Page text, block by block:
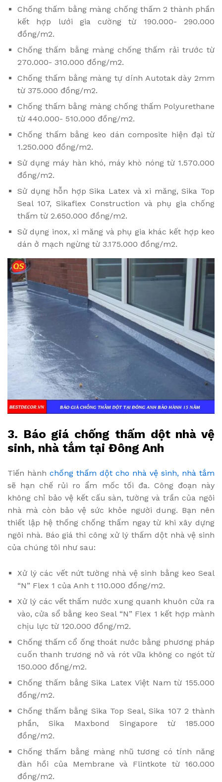
Chống thấm bằng màng chống thấm 2 thành phần
kết hợp lưới gia cường từ 190.000- 290.000
đồng/m2.
Chống thấm bằng màng chống thấm rải trước từ
270.000- 310.000 đồng/m2.
Chống thấm bằng màng tự dính Autotak dày 2mm
từ 375.000 đồng/m2.
Chống thấm bằng màng chống thấm Polyurethane
từ 440.000- 510.000 đồng/m2.
Chống thấm bằng keo dán composite hiện đại từ
1.250.000 đồng/m2.
Sử dụng máy hàn khó, máy khò nóng từ 1.570.000
đồng/m2.
Sử dụng hỗn hợp Sika Latex và xi măng, Sika Top
Seal 107, Sikaflex Construction và phụ gia chống
thấm từ 2.650.000 đồng/m2.
Sử dụng inox, xi măng và phụ gia khác kết hợp keo
dán ở mạch ngừng từ 3.175.000 đồng/m2.
3. Báo giá chống thấm dột nhà vệ
sinh, nhà tắm tại Đông Anh
Tiến hành chống thấm dột cho nhà vệ sinh, nhà tắm
sẽ hạn chế rủi ro ẩm mốc tối đa. Công đoạn này
không chỉ bảo vệ kết cấu sàn, tường và trần của ngôi
nhà mà còn bảo vệ sức khỏe người dung. Bạn nên
thiết lập hệ thống chống thấm ngay từ khi xây dựng
ngôi nhà. Báo giá thi công xử lý thấm dột nhà vệ sinh
của chúng tôi như sau:
Xử lý các vết nứt tường nhà vệ sinh bằng keo Seal
“N” Flex 1 của Anh t 110.000 đồng/m2.
Xử lý các vết thấm nước xung quanh khuôn cửa ra
vào, cửa sổ bằng keo Seal “N” Flex 1 kết hợp mành
chịu lực từ 120.000 đồng/m2.
Chống thấm cổ ống thoát nước bằng phương pháp
cuốn thanh trương nở và rót vữa không co ngót từ
150.000 đồng/m2.
Chống thấm bằng Sika Latex Việt Nam từ 155.000
đồng/m2.
Chống thấm bằng Sika Top Seal, Sika 107 2 thành
phần, Sika Maxbond Singapore từ 185.000
đồng/m2.
Chống thấm bằng màng nhũ tương có tính năng
đàn hồi của Membrane và Flintkote từ 160.000
đồng/m2.